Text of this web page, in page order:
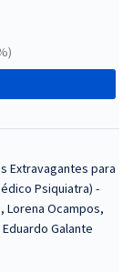
Extravagantes para
Psiquiatra) -
Lorena Ocampos,
Galante